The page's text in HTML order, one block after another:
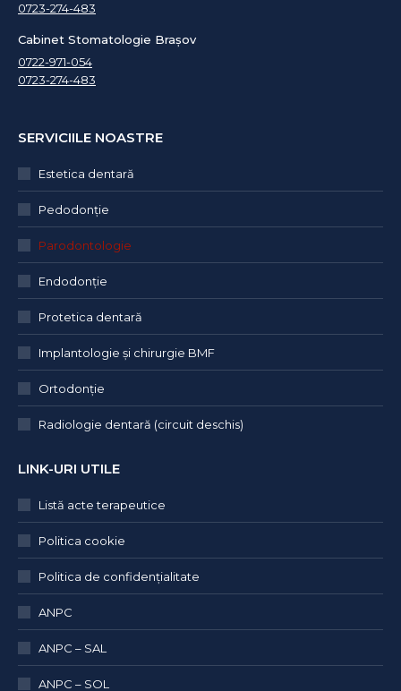
0723-274-483
Cabinet Stomatologie Brașov
0722-971-054
0723-274-483
SERVICIILE NOASTRE
Estetica dentară
Pedodonţie
Parodontologie
Endodonție
Protetica dentară
Implantologie și chirurgie BMF
Ortodonție
Radiologie dentară (circuit deschis)
LINK-URI UTILE
Listă acte terapeutice
Politica cookie
Politica de confidențialitate
ANPC
ANPC – SAL
ANPC – SOL